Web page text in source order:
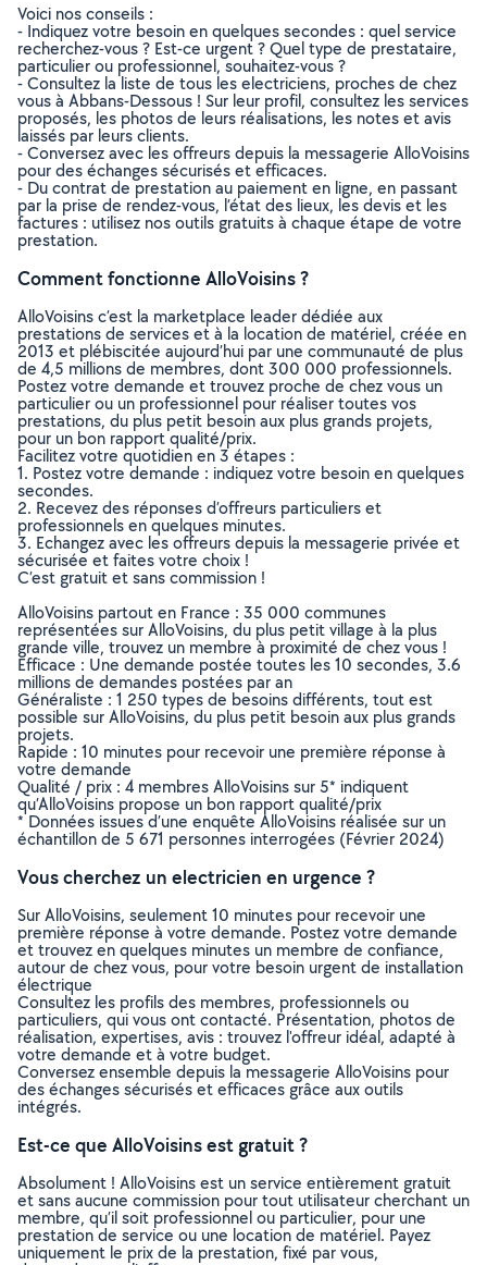
Voici nos conseils :
- Indiquez votre besoin en quelques secondes : quel service
recherchez-vous ? Est-ce urgent ? Quel type de prestataire,
particulier ou professionnel, souhaitez-vous ?
- Consultez la liste de tous les electriciens, proches de chez
vous à Abbans-Dessous ! Sur leur profil, consultez les services
proposés, les photos de leurs réalisations, les notes et avis
laissés par leurs clients.
- Conversez avec les offreurs depuis la messagerie AlloVoisins
pour des échanges sécurisés et efficaces.
- Du contrat de prestation au paiement en ligne, en passant
par la prise de rendez-vous, l’état des lieux, les devis et les
factures : utilisez nos outils gratuits à chaque étape de votre
prestation.
Comment fonctionne AlloVoisins ?
AlloVoisins c’est la marketplace leader dédiée aux
prestations de services et à la location de matériel, créée en
2013 et plébiscitée aujourd’hui par une communauté de plus
de 4,5 millions de membres, dont 300 000 professionnels.
Postez votre demande et trouvez proche de chez vous un
particulier ou un professionnel pour réaliser toutes vos
prestations, du plus petit besoin aux plus grands projets,
pour un bon rapport qualité/prix.
Facilitez votre quotidien en 3 étapes :
1. Postez votre demande : indiquez votre besoin en quelques
secondes.
2. Recevez des réponses d’offreurs particuliers et
professionnels en quelques minutes.
3. Echangez avec les offreurs depuis la messagerie privée et
sécurisée et faites votre choix !
C’est gratuit et sans commission !
AlloVoisins partout en France : 35 000 communes
représentées sur AlloVoisins, du plus petit village à la plus
grande ville, trouvez un membre à proximité de chez vous !
Efficace : Une demande postée toutes les 10 secondes, 3.6
millions de demandes postées par an
Généraliste : 1 250 types de besoins différents, tout est
possible sur AlloVoisins, du plus petit besoin aux plus grands
projets.
Rapide : 10 minutes pour recevoir une première réponse à
votre demande
Qualité / prix : 4 membres AlloVoisins sur 5* indiquent
qu’AlloVoisins propose un bon rapport qualité/prix
* Données issues d’une enquête AlloVoisins réalisée sur un
échantillon de 5 671 personnes interrogées (Février 2024)
Vous cherchez un electricien en urgence ?
Sur AlloVoisins, seulement 10 minutes pour recevoir une
première réponse à votre demande. Postez votre demande
et trouvez en quelques minutes un membre de confiance,
autour de chez vous, pour votre besoin urgent de installation
électrique
Consultez les profils des membres, professionnels ou
particuliers, qui vous ont contacté. Présentation, photos de
réalisation, expertises, avis : trouvez l'offreur idéal, adapté à
votre demande et à votre budget.
Conversez ensemble depuis la messagerie AlloVoisins pour
des échanges sécurisés et efficaces grâce aux outils
intégrés.
Est-ce que AlloVoisins est gratuit ?
Absolument ! AlloVoisins est un service entièrement gratuit
et sans aucune commission pour tout utilisateur cherchant un
membre, qu’il soit professionnel ou particulier, pour une
prestation de service ou une location de matériel. Payez
uniquement le prix de la prestation, fixé par vous,